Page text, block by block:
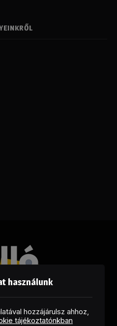
használunk
hozzájárulsz ahhoz,
tájékoztatónkban